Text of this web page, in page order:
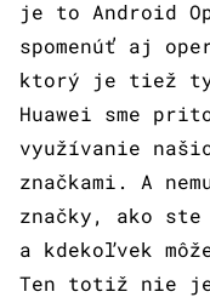
je to Android
spomenúť aj
ktorý je tiež
Huawei sme
využívanie
značkami. A
značky, ako ste
a kdekoľvek
Ten totiž nie